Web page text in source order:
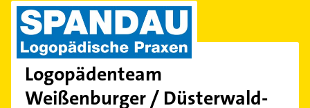
Logopädenteam
Weißenburger / Düsterwald-